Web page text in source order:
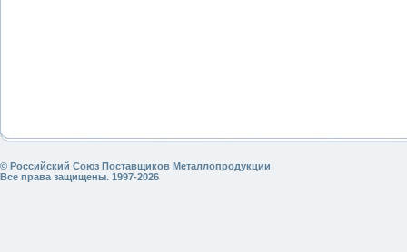
© Российский Союз Поставщиков Металлопродукции
Все права защищены. 1997-2026